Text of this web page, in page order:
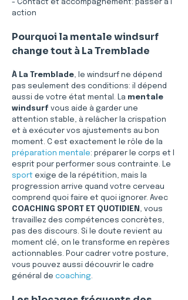
- Contact et accompagnement: passer à l
action
Pourquoi la mentale windsurf
change tout à La Tremblade
À La Tremblade, le windsurf ne dépend
pas seulement des conditions: il dépend
aussi de votre état mental. La mentale
windsurf vous aide à garder une
attention stable, à relâcher la crispation
et à exécuter vos ajustements au bon
moment. C est exactement le rôle de la
préparation mentale: préparer le corps et l
esprit pour performer sous contrainte. Le
sport exige de la répétition, mais la
progression arrive quand votre cerveau
comprend quoi faire et quoi ignorer. Avec
COACHING SPORT ET QUOTIDIEN , vous
travaillez des compétences concrètes,
pas des discours. Si le doute revient au
moment clé, on le transforme en repères
actionnables. Pour cadrer votre posture,
vous pouvez aussi découvrir le cadre
général de coaching.